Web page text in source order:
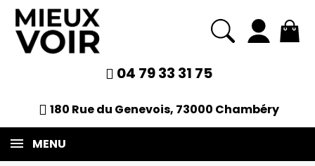
04 79 33 31 75
180 Rue du Genevois, 73000 Chambéry
MENU